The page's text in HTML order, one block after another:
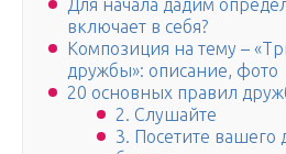
Для начала дадим
включает в себя?
Композиция на тему –
дружбы»: описание, фото
20 основных правил
2. Слушайте
3. Посетите вашего